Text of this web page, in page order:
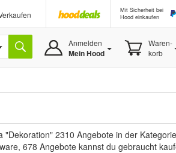
Mit Sicherheit bei
Hood einkaufen
Anmelden
Mein Hood
Waren-
korb
2310 Angebote in der
678 Angebote kannst du gebraucht